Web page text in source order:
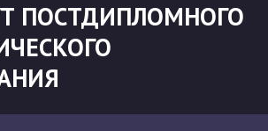
ПОСТДИПЛОМНОГО